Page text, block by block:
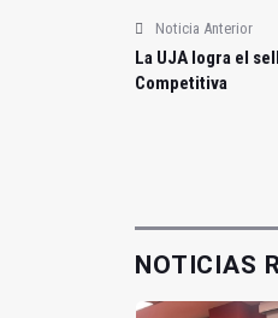
Noticia Anterior
La UJA logra el
Competitiva
NOTICIAS